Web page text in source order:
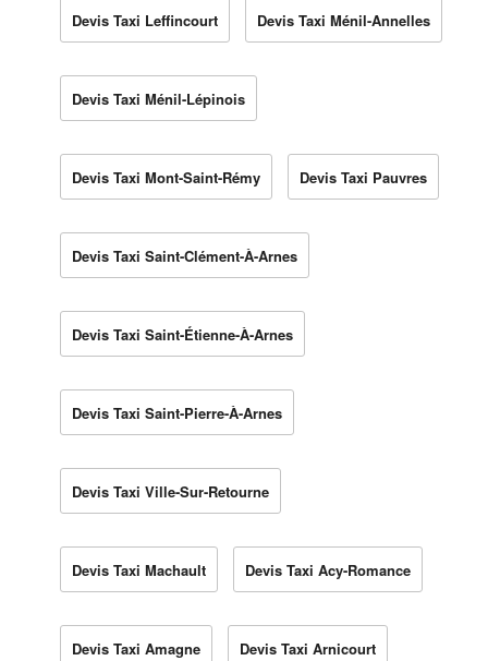
Devis Taxi Leffincourt Devis Taxi Ménil-Annelles
Devis Taxi Ménil-Lépinois
Devis Taxi Mont-Saint-Rémy Devis Taxi Pauvres
Devis Taxi Saint-Clément-À-Arnes
Devis Taxi Saint-Étienne-À-Arnes
Devis Taxi Saint-Pierre-À-Arnes
Devis Taxi Ville-Sur-Retourne
Devis Taxi Machault Devis Taxi Acy-Romance
Devis Taxi Amagne Devis Taxi Arnicourt